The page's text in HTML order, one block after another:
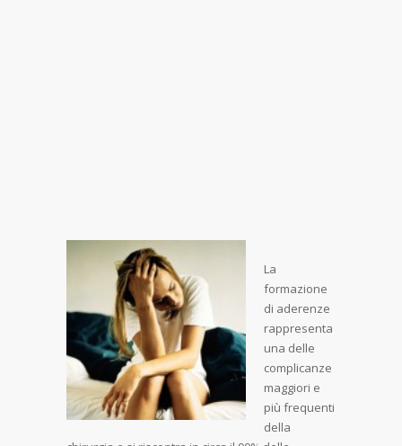
La
formazione
di aderenze
rappresenta
una delle
complicanze
maggiori e
più frequenti
della